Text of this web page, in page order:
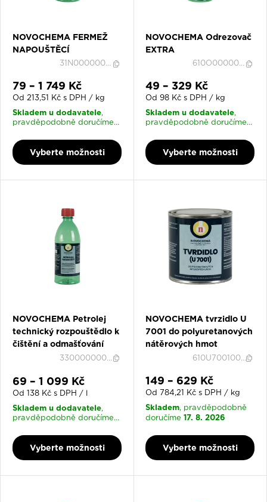
NOVOCHEMA FERMEŽ
NAPOUŠTĚCÍ
31N0000000037
Slevová cena
79 – 1 749 Kč
Od 213,51 Kč s DPH / kg
Skladem u dodavatele,
pravděpodobně doručíme
Vyberte možnosti
NOVOCHEMA Odrezovač
EXTRA
610O000000050
Slevová cena
49 – 329 Kč
Od 98 Kč s DPH / kg
Skladem u dodavatele,
pravděpodobně doručíme
Vyberte možnosti
NOVOCHEMA Petrolej
technický rozpouštědlo k
čištění a odmašťování
3300000000L05
Slevová cena
69 – 1 099 Kč
Od 138 Kč s DPH / l
Skladem u dodavatele,
pravděpodobně doručíme
Vyberte možnosti
NOVOCHEMA tvrzidlo U
7001 do polyuretanových
nátěrových hmot
610U700100019
Slevová cena
149 – 629 Kč
Od 784,21 Kč s DPH / kg
Skladem, pravděpodobně
doručíme 17. 8. 2026
Vyberte možnosti